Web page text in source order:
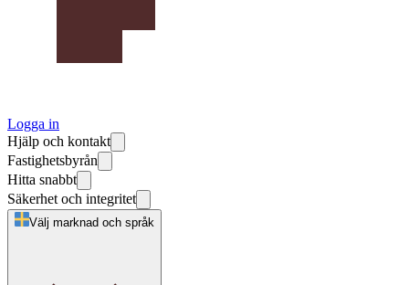
Logga in
Hjälp och kontakt
Fastighetsbyrån
Hitta snabbt
Säkerhet och integritet
Välj marknad och språk